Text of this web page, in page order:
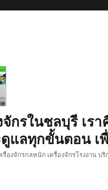
กรในชลบุรี เร
ดูแลทุกขั้นตอน เ
งจักรกลหนัก เครื่องจักรโรงงาน